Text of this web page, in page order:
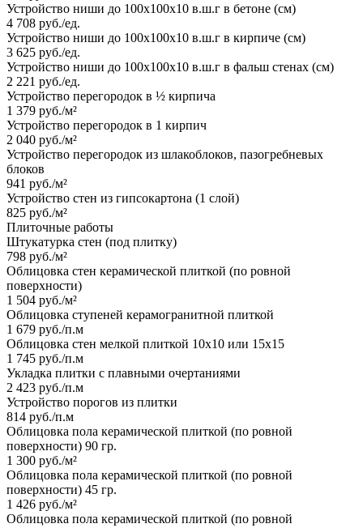
Устройство ниши до 100х100х10 в.ш.г в бетоне (см)
4 708 руб./ед.
Устройство ниши до 100х100х10 в.ш.г в кирпиче (см)
3 625 руб./ед.
Устройство ниши до 100х100х10 в.ш.г в фальш стенах (см)
2 221 руб./ед.
Устройство перегородок в ½ кирпича
1 379 руб./м²
Устройство перегородок в 1 кирпич
2 040 руб./м²
Устройство перегородок из шлакоблоков, пазогребневых
блоков
941 руб./м²
Устройство стен из гипсокартона (1 слой)
825 руб./м²
Плиточные работы
Штукатурка стен (под плитку)
798 руб./м²
Облицовка стен керамической плиткой (по ровной
поверхности)
1 504 руб./м²
Облицовка ступеней керамогранитной плиткой
1 679 руб./п.м
Облицовка стен мелкой плиткой 10х10 или 15х15
1 745 руб./п.м
Укладка плитки с плавными очертаниями
2 423 руб./п.м
Устройство порогов из плитки
814 руб./п.м
Облицовка пола керамической плиткой (по ровной
поверхности) 90 гр.
1 300 руб./м²
Облицовка пола керамической плиткой (по ровной
поверхности) 45 гр.
1 426 руб./м²
Облицовка пола керамической плиткой (по ровной